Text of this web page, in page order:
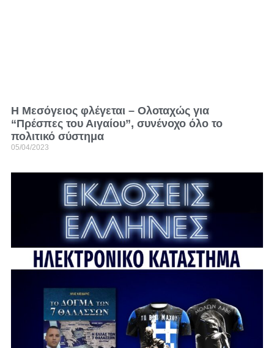
Η Μεσόγειος φλέγεται – Ολοταχώς για
“Πρέσπες του Αιγαίου”, συνένοχο όλο το
πολιτικό σύστημα
05/04/2023